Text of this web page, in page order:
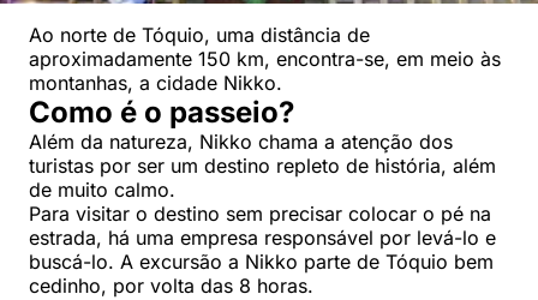
Ao norte de Tóquio, uma distância de
aproximadamente 150 km, encontra-se, em meio às
montanhas, a cidade Nikko.
Como é o passeio?
Além da natureza, Nikko chama a atenção dos
turistas por ser um destino repleto de história, além
de muito calmo.
Para visitar o destino sem precisar colocar o pé na
estrada, há uma empresa responsável por levá-lo e
buscá-lo. A excursão a Nikko parte de Tóquio bem
cedinho, por volta das 8 horas.